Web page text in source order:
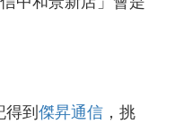
得到傑昇通信 ，挑